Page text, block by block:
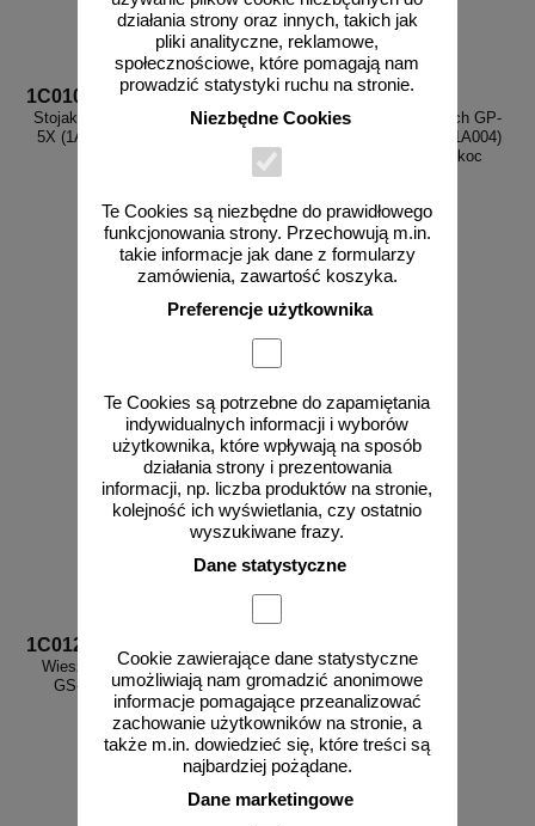
działania strony oraz innych, takich jak
pliki analityczne, reklamowe,
społecznościowe, które pomagają nam
prowadzić statystyki ruchu na stronie.
Niezbędne Cookies
Te Cookies są niezbędne do prawidłowego
funkcjonowania strony. Przechowują m.in.
takie informacje jak dane z formularzy
zamówienia, zawartość koszyka.
Preferencje użytkownika
Te Cookies są potrzebne do zapamiętania
indywidualnych informacji i wyborów
użytkownika, które wpływają na sposób
działania strony i prezentowania
informacji, np. liczba produktów na stronie,
kolejność ich wyświetlania, czy ostatnio
wyszukiwane frazy.
Dane statystyczne
Cookie zawierające dane statystyczne
umożliwiają nam gromadzić anonimowe
informacje pomagające przeanalizować
zachowanie użytkowników na stronie, a
także m.in. dowiedzieć się, które treści są
najbardziej pożądane.
Dane marketingowe
1C010
Stojak na gaśnicę Gaz-Tech GS-
5X (1A009) z masztem i szafką
1C011
Stojak na gaśnicę Gaz-Tech GP-
4X lub GP-6X (1A002 lub 1A004)
z masztem i szafką na koc
1C012
Wieszak na gaśnicę Gaz-Tech
GS-5X (1A009) zaczepowy